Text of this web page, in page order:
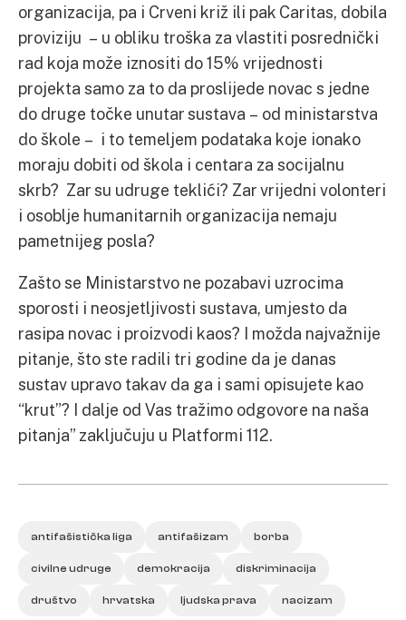
organizacija, pa i Crveni križ ili pak Caritas, dobila
proviziju – u obliku troška za vlastiti posrednički
rad koja može iznositi do 15% vrijednosti
projekta samo za to da proslijede novac s jedne
do druge točke unutar sustava – od ministarstva
do škole – i to temeljem podataka koje ionako
moraju dobiti od škola i centara za socijalnu
skrb? Zar su udruge teklići? Zar vrijedni volonteri
i osoblje humanitarnih organizacija nemaju
pametnijeg posla?
Zašto se Ministarstvo ne pozabavi uzrocima
sporosti i neosjetljivosti sustava, umjesto da
rasipa novac i proizvodi kaos? I možda najvažnije
pitanje, što ste radili tri godine da je danas
sustav upravo takav da ga i sami opisujete kao
“krut”? I dalje od Vas tražimo odgovore na naša
pitanja” zaključuju u Platformi 112.
antifašistička liga antifašizam borba
civilne udruge demokracija diskriminacija
društvo hrvatska ljudska prava nacizam